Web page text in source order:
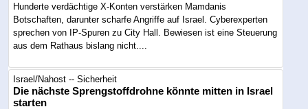
Hunderte verdächtige X-Konten verstärken Mamdanis
Botschaften, darunter scharfe Angriffe auf Israel. Cyberexperten
sprechen von IP-Spuren zu City Hall. Bewiesen ist eine Steuerung
aus dem Rathaus bislang nicht....
Israel/Nahost -- Sicherheit
Die nächste Sprengstoffdrohne könnte mitten in Israel
starten